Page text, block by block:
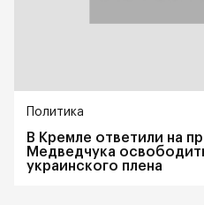
Политика
В Кремле ответили на
Медведчука
украинского плена